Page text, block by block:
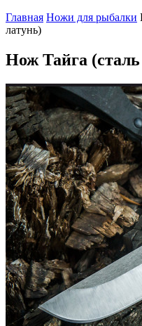
Главная Ножи для рыбалки
латунь)
Нож Тайга